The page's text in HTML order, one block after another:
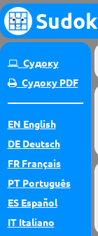
Судоку
Судоку PDF
EN English
DEDeutsch
FRFrançais
PTPortuguês
ESEspañol
ITItaliano